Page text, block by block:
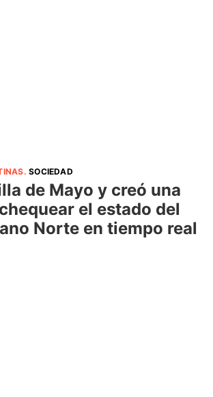
.SOCIEDAD
de Mayo y creó una
el estado del
Norte en tiempo real